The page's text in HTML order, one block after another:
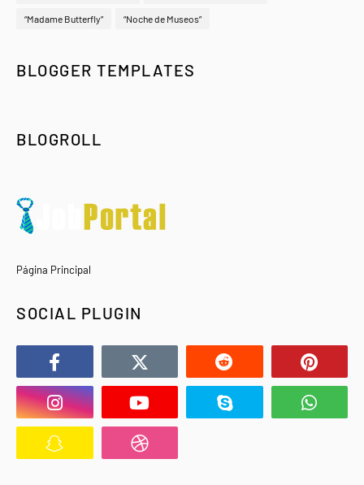
“Madame Butterfly” “Noche de Museos”
BLOGGER TEMPLATES
BLOGROLL
Página Principal
SOCIAL PLUGIN